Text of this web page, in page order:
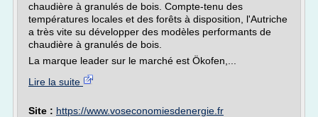
chaudière à granulés de bois. Compte-tenu des
températures locales et des forêts à disposition, l'Autriche
a très vite su développer des modèles performants de
chaudière à granulés de bois.
La marque leader sur le marché est Ökofen,...
Lire la suite
Site : https://www.voseconomiesdenergie.fr